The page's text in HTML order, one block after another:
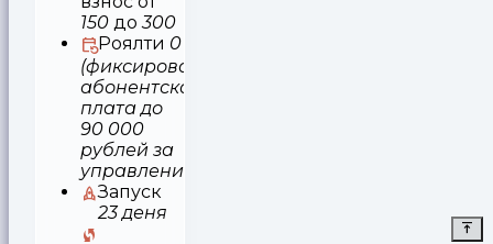
150 до300
Роялти 0
(фиксированная
абонентская
плата до
90 000
рублей за
управлени
Запуск
23 деня